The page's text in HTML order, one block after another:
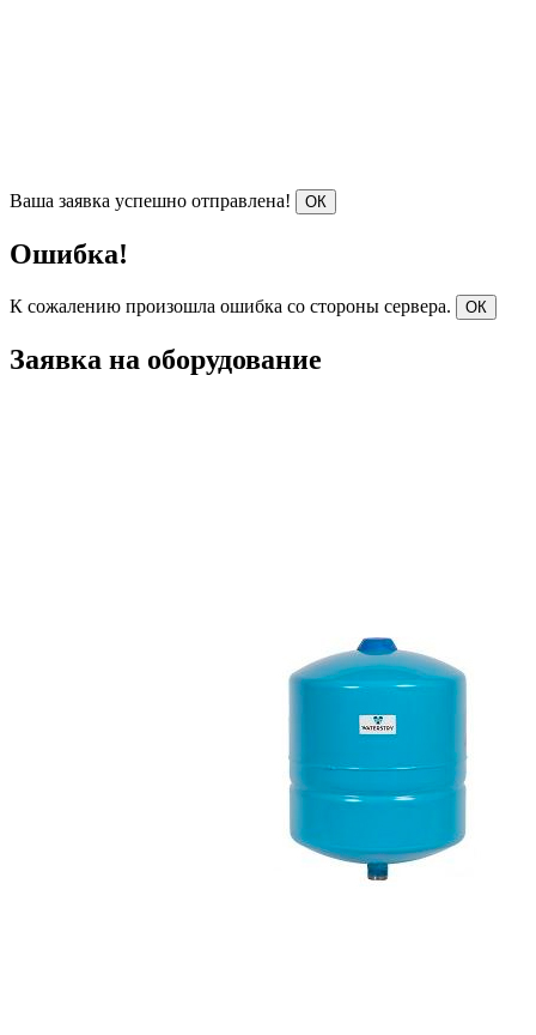
Ваша заявка успешно отправлена! ОК
Ошибка!
К сожалению произошла ошибка со стороны сервера. ОК
Заявка на оборудование